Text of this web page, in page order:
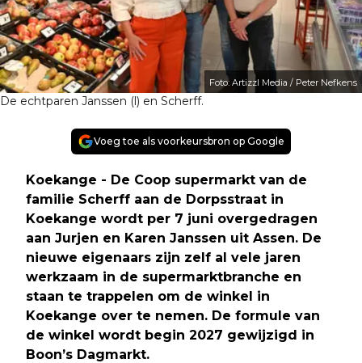
Foto: Artizzl Media / Peter Nefkens
De echtparen Janssen (l) en Scherff.
Voeg toe als voorkeursbron op Google
Koekange - De Coop supermarkt van de
familie Scherff aan de Dorpsstraat in
Koekange wordt per 7 juni overgedragen
aan Jurjen en Karen Janssen uit Assen. De
nieuwe eigenaars zijn zelf al vele jaren
werkzaam in de supermarktbranche en
staan te trappelen om de winkel in
Koekange over te nemen. De formule van
de winkel wordt begin 2027 gewijzigd in
Boon’s Dagmarkt.